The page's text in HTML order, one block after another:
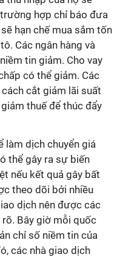
hợp chỉ báo đưa
hạn chế mua sắm tốn
Các ngân hàng và
tin giảm. Cho vay
có thể giảm. Các
cắt giảm lãi suất
thuế để thúc đẩy
làm dịch chuyển giá
thể gây ra sự biến
nếu kết quả gây bất
theo dõi bởi nhiều
dịch nên được các
Bây giờ mỗi quốc
chỉ số niềm tin của
các nhà giao dịch